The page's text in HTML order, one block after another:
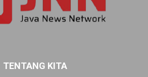
TENTANG KITA